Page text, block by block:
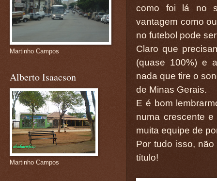
como foi lá no
vantagem como
no futebol pode
Claro que
(quase 100%) e
nada que tire o
de Minas Gerais.
E é bom
numa crescente
muita equipe de
Por tudo isso,
título!
Martinho Campos
Alberto Isaacson
Martinho Campos